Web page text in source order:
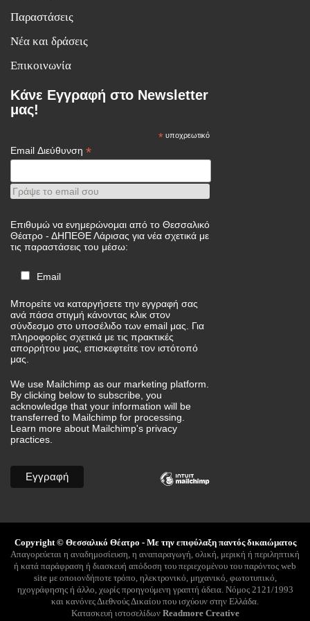
Παραστάσεις
Νέα και δράσεις
Επικοινωνία
Κάνε Εγγραφή στο Newsletter
μας!
* υποχρεωτικό
Email Διεύθυνση *
Γράψε το email σου
Επιθυμώ να ενημερώνομαι από το Θεσσαλικό
Θέατρο - ΔΗΠΕΘΕ Λάρισας για νέα σχετικά με
τις παραστάσεις του μέσω:
Email
Μπορείτε να καταργήσετε την εγγραφή σας
ανά πάσα στιγμή κάνοντας κλικ στον
σύνδεσμο στο υποσέλιδο των email μας. Για
πληροφορίες σχετικά με τις πρακτικές
απορρήτου μας, επισκεφτείτε τον ιστότοπό
μας.
We use Mailchimp as our marketing platform.
By clicking below to subscribe, you
acknowledge that your information will be
transferred to Mailchimp for processing.
Learn more about Mailchimp's privacy
practices.
Copyright © Θεσσαλικό Θέατρο - Με την επιφύλαξη παντός δικαιώματος
Απαγορεύεται η αναδημοσίευση, η αναπαραγωγή, ολική, μερική ή περιληπτική
ή κατά παράφραση ή διασκευή απόδοση του περιεχομένου του παρόντος web
site με οποιονδήποτε τρόπο, ηλεκτρονικό, μηχανικό, φωτοτυπικό,
ηχογράφησης ή άλλο, χωρίς προηγούμενη γραπτή άδεια. Νόμος 2121/1993
και κανόνες Διεθνούς Δικαίου που ισχύουν στην Ελλάδα.
Κατασκευή ιστοσελίδων Readmore Creative